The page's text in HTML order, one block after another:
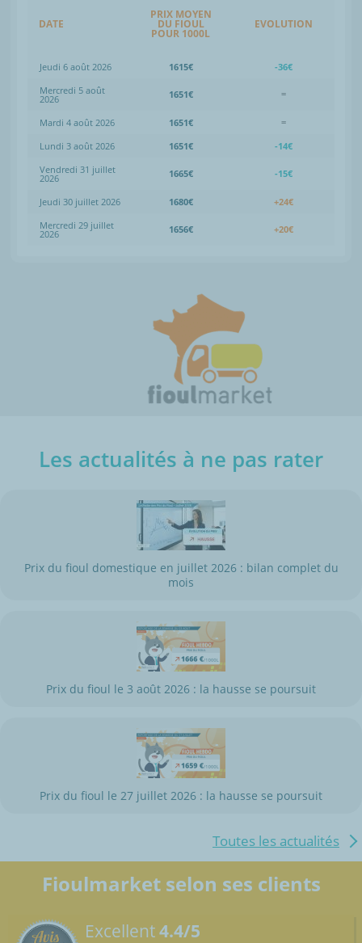
DATE
PRIX MOYEN
DU FIOUL
POUR 1000L
EVOLUTION
Jeudi 6 août 2026 1615€
-36€
Mercredi 5 août
2026 1651€ =
Mardi 4 août 2026 1651€
=
Lundi 3 août 2026
1651€
-14€
Vendredi 31 juillet
2026 1665€ -15€
Jeudi 30 juillet 2026 1680€
+24€
Mercredi 29 juillet
2026 1656€ +20€
Les actualités à ne pas rater
Prix du fioul domestique en juillet 2026 : bilan complet du
mois
Prix du fioul le 3 août 2026 : la hausse se poursuit
Prix du fioul le 27 juillet 2026 : la hausse se poursuit
Toutes les actualités
Fioulmarket selon ses clients
Excellent4.4/5